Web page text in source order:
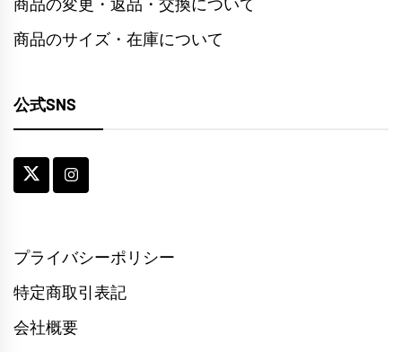
商品の変更・返品・交換について
商品のサイズ・在庫について
公式SNS
プライバシーポリシー
特定商取引表記
会社概要